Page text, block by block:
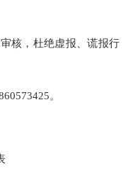
核，杜绝虚报、谎报行
。